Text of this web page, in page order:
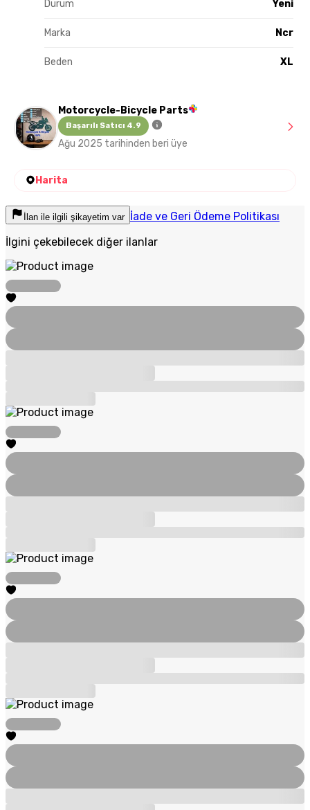
Durum Yeni
Marka Ncr
Beden XL
Motorcycle-Bicycle Parts
Başarılı Satıcı 4.9
Ağu 2025 tarihinden beri üye
Harita
İlan ile ilgili şikayetim var İade ve Geri Ödeme Politikası
İlgini çekebilecek diğer ilanlar